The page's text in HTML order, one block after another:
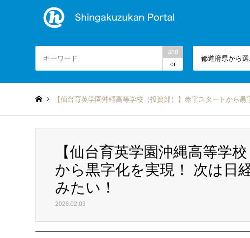
and
or
都道府県から選
【仙台育英学園沖縄高等学校（投資部）】赤字スタートから
【仙台育英学園沖縄高等学
から黒字化を実現！ 次は日
みたい！
2026.02.03